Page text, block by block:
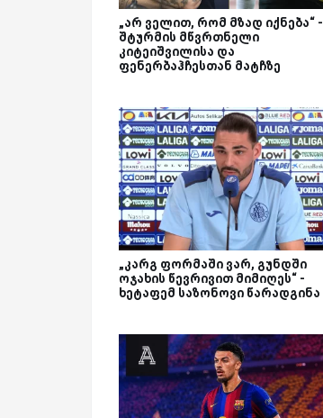
„არ ველით, რომ მზად იქნება“ -
შტურმის მწვრთნელი
კიტეიშვილისა და
ფენერბაჰჩესთან მატჩზე
„კარგ ფორმაში ვარ, გუნდში
ოჯახის წევრივით მიმიღეს“ -
ხეტაფემ საზონოვი წარადგინა